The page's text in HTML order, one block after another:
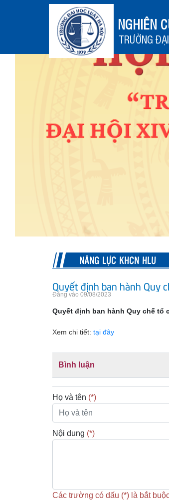
NGHIÊN
TRƯỜNG
NĂNG LỰC KHCN HLU
Quyết định ban hành Quy
Đăng vào 09/08/2023
Quyết định ban hành Quy chế tổ
Xem chi tiết: tại đây
Bình luận
Họ và tên (*)
Nội dung (*)
Các trường có dấu (*) là bắt